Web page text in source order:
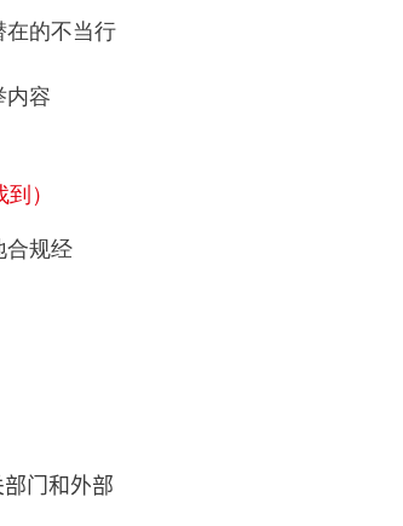
在的不当行
内容
）
合规经
门和外部